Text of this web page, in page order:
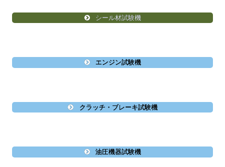
シール材試験機
エンジン試験機
クラッチ・ブレーキ試験機
油圧機器試験機